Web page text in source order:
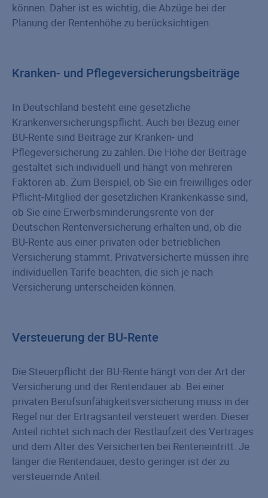
können. Daher ist es wichtig, die Abzüge bei der
Planung der Rentenhöhe zu berücksichtigen.
Kranken- und Pflegeversicherungsbeiträge
In Deutschland besteht eine gesetzliche
Krankenversicherungspflicht. Auch bei Bezug einer
BU-Rente sind Beiträge zur Kranken- und
Pflegeversicherung zu zahlen. Die Höhe der Beiträge
gestaltet sich individuell und hängt von mehreren
Faktoren ab. Zum Beispiel, ob Sie ein freiwilliges oder
Pflicht-Mitglied der gesetzlichen Krankenkasse sind,
ob Sie eine Erwerbsminderungsrente von der
Deutschen Rentenversicherung erhalten und, ob die
BU-Rente aus einer privaten oder betrieblichen
Versicherung stammt. Privatversicherte müssen ihre
individuellen Tarife beachten, die sich je nach
Versicherung unterscheiden können.
Versteuerung der BU-Rente
Die Steuerpflicht der BU-Rente hängt von der Art der
Versicherung und der Rentendauer ab. Bei einer
privaten Berufsunfähigkeitsversicherung muss in der
Regel nur der Ertragsanteil versteuert werden. Dieser
Anteil richtet sich nach der Restlaufzeit des Vertrages
und dem Alter des Versicherten bei Renteneintritt. Je
länger die Rentendauer, desto geringer ist der zu
versteuernde Anteil.